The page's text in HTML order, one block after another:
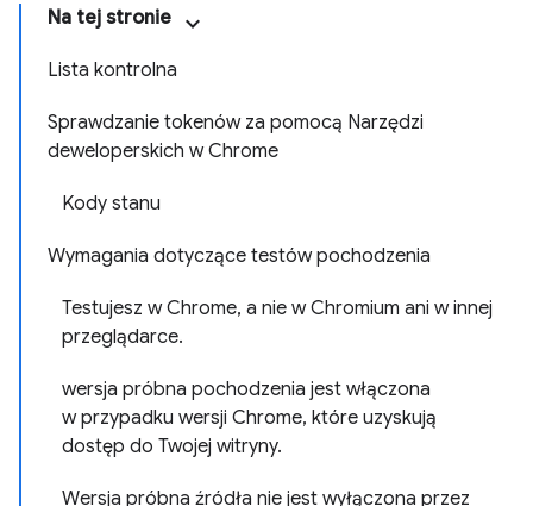
Na tej stronie
Lista kontrolna
Sprawdzanie tokenów za pomocą Narzędzi
deweloperskich w Chrome
Kody stanu
Wymagania dotyczące testów pochodzenia
Testujesz w Chrome, a nie w Chromium ani w innej
przeglądarce.
wersja próbna pochodzenia jest włączona
w przypadku wersji Chrome, które uzyskują
dostęp do Twojej witryny.
Wersja próbna źródła nie jest wyłączona przez